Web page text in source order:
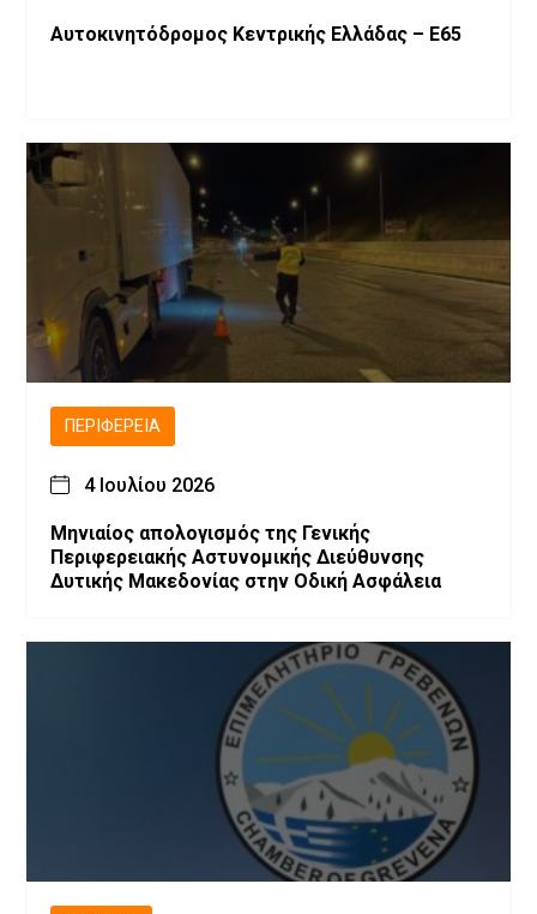
Αυτοκινητόδρομος Κεντρικής Ελλάδας – Ε65
ΠΕΡΙΦΈΡΕΙΑ
4 Ιουλίου 2026
Μηνιαίος απολογισμός της Γενικής
Περιφερειακής Αστυνομικής Διεύθυνσης
Δυτικής Μακεδονίας στην Οδική Ασφάλεια